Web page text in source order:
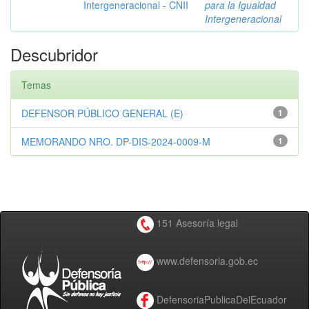
Intergeneracional - CNII
para la Igualdad
Intergeneracional
Descubridor
Temas
1
DEFENSOR PÚBLICO GENERAL (E)
1
MEMORANDO NRO. DP-DIS-2024-0009-M
151 Asesoría legal
www.defensoria.gob.ec
DefensoriaPublicaDelEcuador